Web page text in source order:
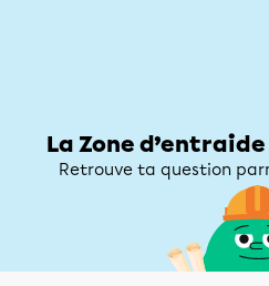
La Zone
Retrouve ta question